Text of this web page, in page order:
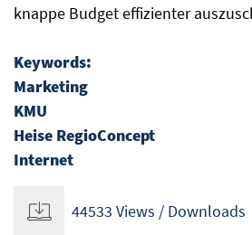
knappe Budget effizienter
Keywords:
Marketing
KMU
Heise RegioConcept
Internet
44533 Views / Downloads